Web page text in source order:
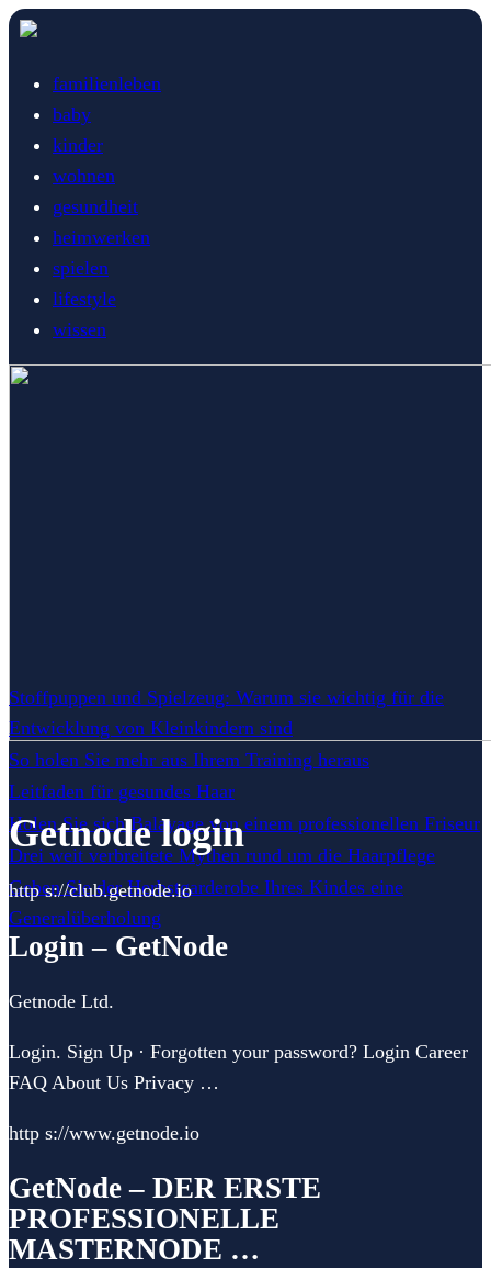
familienleben
baby
kinder
wohnen
gesundheit
heimwerken
spielen
lifestyle
wissen
Stoffpuppen und Spielzeug: Warum sie wichtig für die
Entwicklung von Kleinkindern sind
So holen Sie mehr aus Ihrem Training heraus
Leitfaden für gesundes Haar
Holen Sie sich Balayage von einem professionellen Friseur
Drei weit verbreitete Mythen rund um die Haarpflege
Geben Sie der Herbstgarderobe Ihres Kindes eine
Generalüberholung
Getnode login
http s://club.getnode.io
Login – GetNode
Getnode Ltd.
Login. Sign Up · Forgotten your password? Login Career
FAQ About Us Privacy …
http s://www.getnode.io
GetNode – DER ERSTE
PROFESSIONELLE
MASTERNODE …